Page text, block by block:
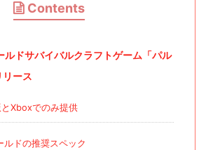
Contents
ルドサバイバルクラフトゲーム「パル
リース
Xboxでのみ提供
ルドの推奨スペック